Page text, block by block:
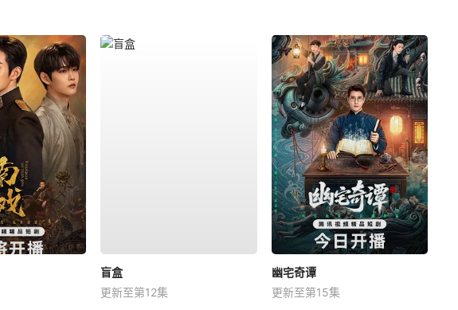
盲盒
更新至第12集
幽宅奇谭
更新至第15集